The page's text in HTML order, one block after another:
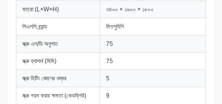
মাত্রা (L×W×H) ৩৪০০ × ১৬০০ × ১৮০০
পিএলসি ব্র্যান্ড মিতসুবিশি
স্ক্রু এল/ডি অনুপাত 75
স্ক্রু ব্যাসার্ধ (মিমি) 75
স্ক্রু হিটিং জোনের নম্বর 5
স্ক্রু গরম করার ক্ষমতা (কেডব্লিউ) 9